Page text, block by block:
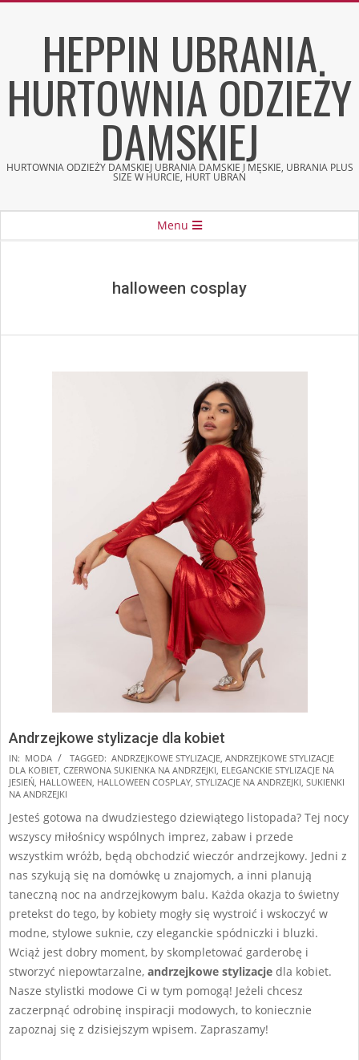
HEPPIN UBRANIA
HURTOWNIA ODZIEŻY
DAMSKIEJ
HURTOWNIA ODZIEŻY DAMSKIEJ UBRANIA DAMSKIE I MĘSKIE, UBRANIA PLUS
SIZE W HURCIE, HURT UBRAŃ
Menu
halloween cosplay
Andrzejkowe stylizacje dla kobiet
2024-
11-
15
IN: MODA TAGGED: ANDRZEJKOWE STYLIZACJE, ANDRZEJKOWE STYLIZACJE
DLA KOBIET, CZERWONA SUKIENKA NA ANDRZEJKI, ELEGANCKIE STYLIZACJE NA
JESIEŃ, HALLOWEEN, HALLOWEEN COSPLAY, STYLIZACJE NA ANDRZEJKI, SUKIENKI
NA ANDRZEJKI
Jesteś gotowa na dwudziestego dziewiątego listopada? Tej nocy
wszyscy miłośnicy wspólnych imprez, zabaw i przede
wszystkim wróżb, będą obchodzić wieczór andrzejkowy. Jedni z
nas szykują się na domówkę u znajomych, a inni planują
taneczną noc na andrzejkowym balu. Każda okazja to świetny
pretekst do tego, by kobiety mogły się wystroić i wskoczyć w
modne, stylowe suknie, czy eleganckie spódniczki i bluzki.
Wciąż jest dobry moment, by skompletować garderobę i
stworzyć niepowtarzalne, andrzejkowe stylizacje dla kobiet.
Nasze stylistki modowe Ci w tym pomogą! Jeżeli chcesz
zaczerpnąć odrobinę inspiracji modowych, to koniecznie
zapoznaj się z dzisiejszym wpisem. Zapraszamy!